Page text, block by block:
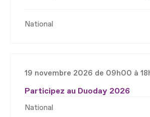
National
19 novembre 2026 de 09h00 à
Participez au Duoday 2026
National